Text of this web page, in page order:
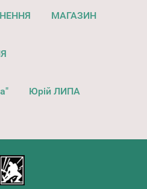
МАГАЗИН
Юрій ЛИПА